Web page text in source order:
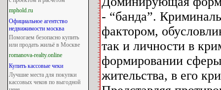
mphold.ru
Официальное агентство
недвижимости москва
Помогаем безопасно купить
или продать жильё в Москве
romanova-realty.online
Купить кассовые чеки
Лучшие места для покупки
кассовых чеков по выгодной
- “банда”.
фактором,
так и личности в
формировании
жительства, в его